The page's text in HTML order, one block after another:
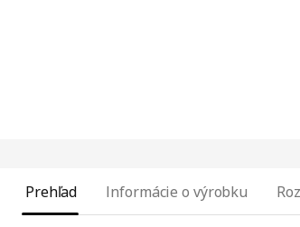
Prehľad Informácie o výrobku